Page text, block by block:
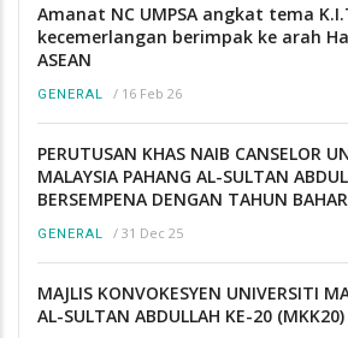
Amanat NC UMPSA angkat tema
kecemerlangan berimpak ke arah
ASEAN
GENERAL / 16 Feb 26
PERUTUSAN KHAS NAIB CANSELOR
MALAYSIA PAHANG AL-SULTAN
BERSEMPENA DENGAN TAHUN
GENERAL / 31 Dec 25
MAJLIS KONVOKESYEN UNIVERSITI
AL-SULTAN ABDULLAH KE-20 (MKK20)